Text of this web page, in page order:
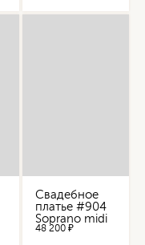
Свадебное
платье #904
Soprano midi
48 200 ₽